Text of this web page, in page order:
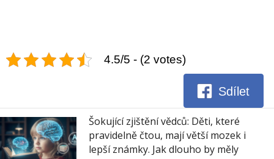
4.5/5 - (2 votes)
Sdílet
Šokující zjištění vědců: Děti, které
pravidelně čtou, mají větší mozek i
lepší známky. Jak dlouho by měly